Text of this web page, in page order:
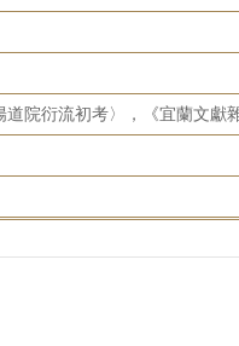
道院衍流初考〉，《宜蘭文獻